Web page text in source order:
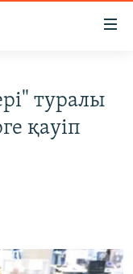
туралы
қауіп